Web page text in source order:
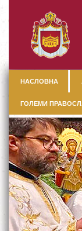
НАСЛОВНА
ГОЛЕМИ